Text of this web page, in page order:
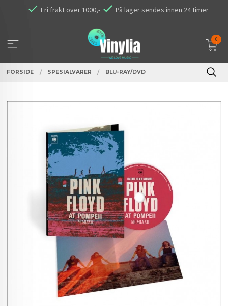
Fri frakt over 1000,- På lager sendes innen 24 timer
0
FORSIDE SPESIALVARER BLU-RAY/DVD